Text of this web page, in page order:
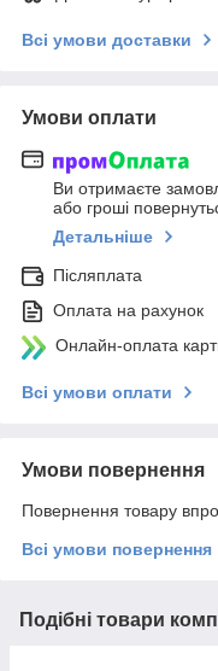
Всі умови доставки
Умови оплати
Ви отримаєте
або гроші
Детальніше
Післяплата
Оплата на рахунок
Онлайн-оплата
Всі умови оплати
Умови повернення
Повернення товару
Всі умови повернення
Подібні товари